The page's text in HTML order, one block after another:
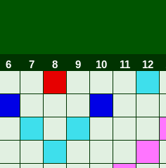
6 7 8 9 10 11 12